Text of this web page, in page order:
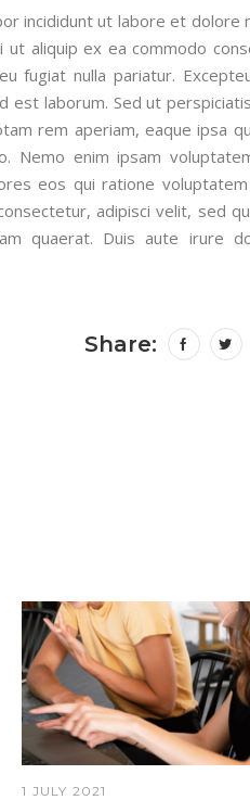
incididunt ut labore et dolore
ut aliquip ex ea commodo
fugiat nulla pariatur.
est laborum. Sed ut
rem aperiam, eaque ipsa
Nemo enim ipsam
eos qui ratione
adipisci velit, sed
quaerat. Duis aute irure
Share:
1 JULY 2021